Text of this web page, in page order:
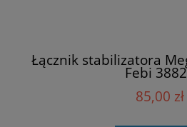
Łącznik stabilizatora
Febi
85,00 zł